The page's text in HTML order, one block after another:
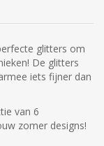
glitters om
De glitters
iets fijner dan
van 6
zomer designs!